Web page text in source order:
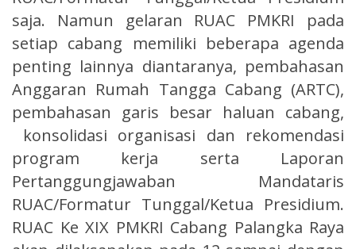
saja. Namun gelaran RUAC PMKRI pada
setiap cabang memiliki beberapa agenda
penting lainnya diantaranya, pembahasan
Anggaran Rumah Tangga Cabang (ARTC),
pembahasan garis besar haluan cabang,
konsolidasi organisasi dan rekomendasi
program kerja serta Laporan
Pertanggungjawaban Mandataris
RUAC/Formatur Tunggal/Ketua Presidium.
RUAC Ke XIX PMKRI Cabang Palangka Raya